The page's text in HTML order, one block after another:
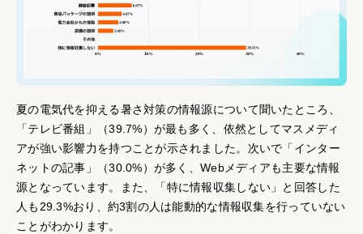
夏の電気代を抑える暑さ対策の情報源について聞いたところ、
「テレビ番組」（39.7%）が最も多く、依然としてマスメディ
アが強い影響力を持つことが示されました。次いで「インター
ネットの記事」（30.0%）が多く、Webメディアも主要な情報
源となっています。また、「特に情報収集しない」と回答した
人も29.3%おり、約3割の人は能動的な情報収集を行っていない
ことがわかります。